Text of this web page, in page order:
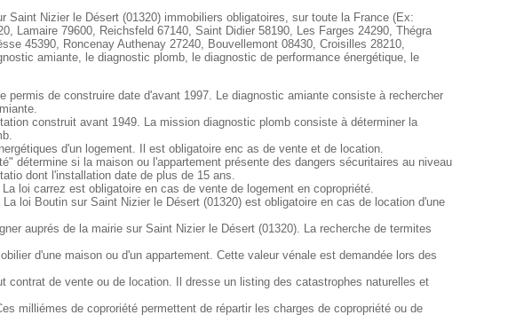
Nizier le Désert (01320) immobiliers obligatoires, sur toute la France (Ex:
Lamaire 79600, Reichsfeld 67140, Saint Didier 58190, Les Farges 24290, Thégra
45390, Roncenay Authenay 27240, Bouvellemont 08430, Croisilles 28210,
amiante, le diagnostic plomb, le diagnostic de performance énergétique, le
de construire date d'avant 1997. Le diagnostic amiante consiste à rechercher
construit avant 1949. La mission diagnostic plomb consiste à déterminer la
d'un logement. Il est obligatoire enc as de vente et de location.
détermine si la maison ou l'appartement présente des dangers sécuritaires au niveau
dont l'installation date de plus de 15 ans.
loi carrez est obligatoire en cas de vente de logement en copropriété.
loi Boutin sur Saint Nizier le Désert (01320) est obligatoire en cas de location d'une
auprés de la mairie sur Saint Nizier le Désert (01320). La recherche de termites
d'une maison ou d'un appartement. Cette valeur vénale est demandée lors des
de vente ou de location. Il dresse un listing des catastrophes naturelles et
milliémes de coproriété permettent de répartir les charges de copropriété ou de